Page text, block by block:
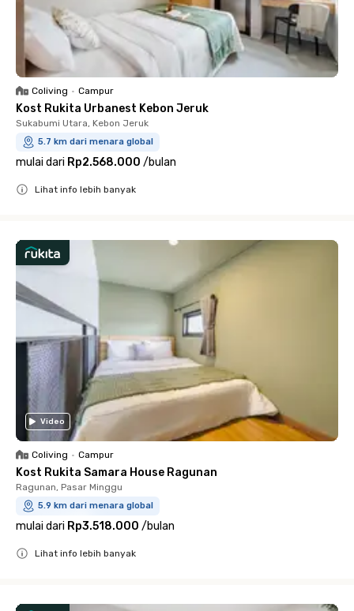
Coliving • Campur
Kost Rukita Urbanest Kebon Jeruk
Sukabumi Utara, Kebon Jeruk
5.7 km dari menara global
mulai dari Rp2.568.000 /bulan
Lihat info lebih banyak
Video
Coliving • Campur
Kost Rukita Samara House Ragunan
Ragunan, Pasar Minggu
5.9 km dari menara global
mulai dari Rp3.518.000 /bulan
Lihat info lebih banyak